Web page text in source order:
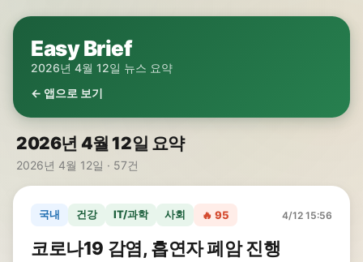
Easy Brief
2026년 4월 12일 뉴스 요약
← 앱으로 보기
2026년 4월 12일 요약
2026년 4월 12일 · 57건
국내 건강 IT/과학 사회 🔥 95 4/12 15:56
코로나19 감염, 흡연자 폐암 진행